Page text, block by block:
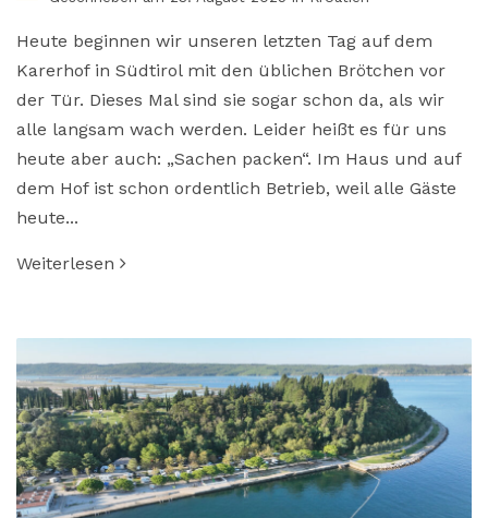
Heute beginnen wir unseren letzten Tag auf dem
Karerhof in Südtirol mit den üblichen Brötchen vor
der Tür. Dieses Mal sind sie sogar schon da, als wir
alle langsam wach werden. Leider heißt es für uns
heute aber auch: „Sachen packen“. Im Haus und auf
dem Hof ist schon ordentlich Betrieb, weil alle Gäste
heute...
Weiterlesen